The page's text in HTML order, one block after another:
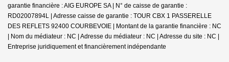
garantie financière : AIG EUROPE SA | N° de caisse de garantie :
RD02007894L | Adresse caisse de garantie : TOUR CBX 1 PASSERELLE
DES REFLETS 92400 COURBEVOIE | Montant de la garantie financière : NC
| Nom du médiateur : NC | Adresse du médiateur : NC | Adresse du site : NC |
Entreprise juridiquement et financièrement indépendante